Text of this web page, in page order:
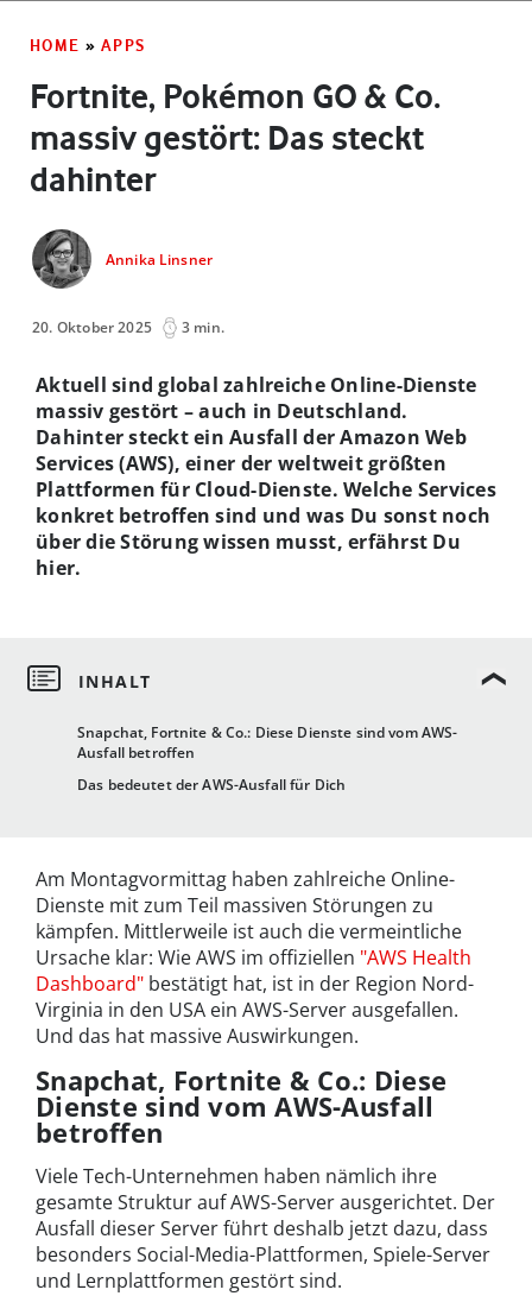
HOME » APPS
Fortnite, Pokémon GO & Co.
massiv gestört: Das steckt
dahinter
Annika Linsner
20. Oktober 2025 3 min.
Snapchat, Fortnite & Co.: Diese Dienste sind vom AWS-
Ausfall betroffen
Das bedeutet der AWS-Ausfall für Dich
Aktuell sind global zahlreiche Online-Dienste
massiv gestört – auch in Deutschland.
Dahinter steckt ein Ausfall der Amazon Web
Services (AWS), einer der weltweit größten
Plattformen für Cloud-Dienste. Welche Services
konkret betroffen sind und was Du sonst noch
über die Störung wissen musst, erfährst Du
hier.
Am Montagvormittag haben zahlreiche Online-
Dienste mit zum Teil massiven Störungen zu
kämpfen. Mittlerweile ist auch die vermeintliche
Ursache klar: Wie AWS im offiziellen "AWS Health
Dashboard" bestätigt hat, ist in der Region Nord-
Virginia in den USA ein AWS-Server ausgefallen.
Und das hat massive Auswirkungen.
Snapchat, Fortnite & Co.: Diese
Dienste sind vom AWS-Ausfall
betroffen
Viele Tech-Unternehmen haben nämlich ihre
gesamte Struktur auf AWS-Server ausgerichtet. Der
Ausfall dieser Server führt deshalb jetzt dazu, dass
besonders Social-Media-Plattformen, Spiele-Server
und Lernplattformen gestört sind.